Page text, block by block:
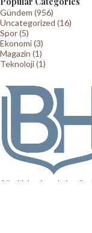
Gündem (956)
Uncategorized (16)
Spor (5)
Ekonomi (3)
Magazin (1)
Teknoloji (1)
Ağrı Haberin şehrin